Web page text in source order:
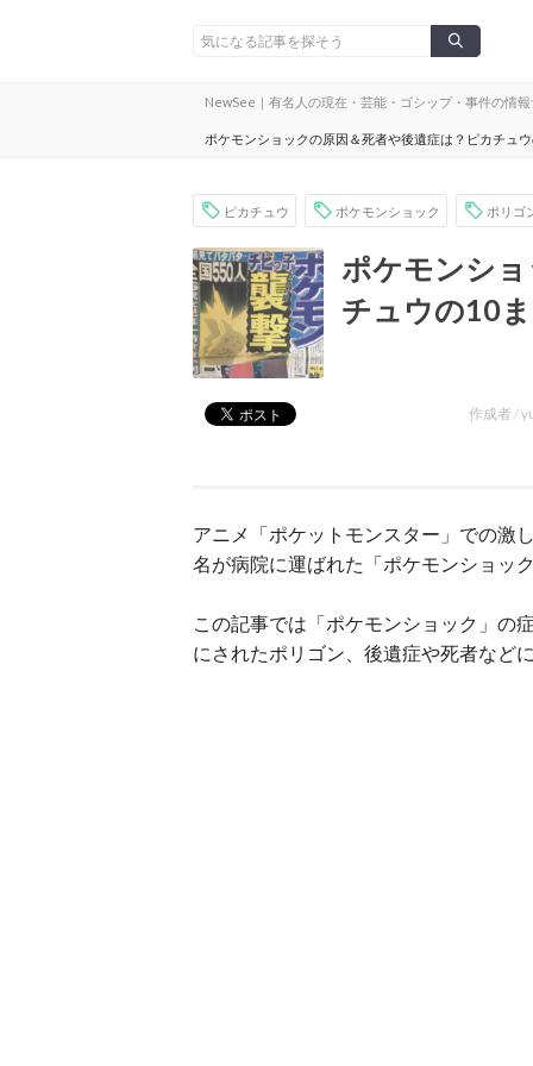
NewSee｜有名人の現在・芸能・ゴシップ・事件の情
ポケモンショックの原因＆死者や後遺症は？ピカチュ
ピカチュウ ポケモンショック ポリゴ
ポケモンシ
チュウの10
作成者 /
アニメ「ポケットモンスター」での激
名が病院に運ばれた「ポケモンショッ
この記事では「ポケモンショック」の
にされたポリゴン、後遺症や死者など